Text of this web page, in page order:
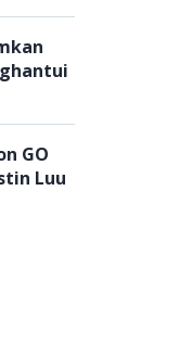
GO
Luu